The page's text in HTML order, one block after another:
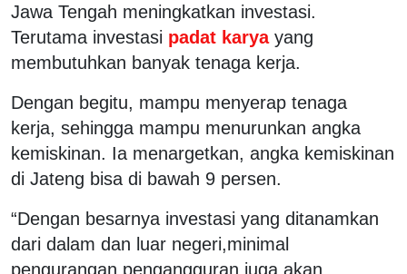
Jawa Tengah meningkatkan investasi.
Terutama investasi padat karya yang
membutuhkan banyak tenaga kerja.
Dengan begitu, mampu menyerap tenaga
kerja, sehingga mampu menurunkan angka
kemiskinan. Ia menargetkan, angka kemiskinan
di Jateng bisa di bawah 9 persen.
“Dengan besarnya investasi yang ditanamkan
dari dalam dan luar negeri,minimal
pengurangan pengangguran juga akan